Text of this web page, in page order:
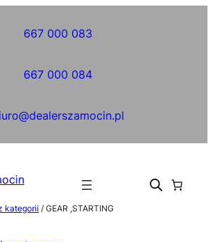
667 000 083
667 000 084
kategorii / GEAR ,STARTING